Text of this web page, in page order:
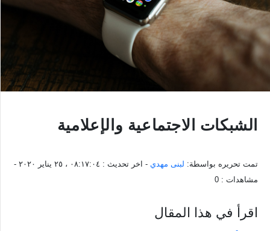
الشبكات الاجتماعية والإعلامية
تمت تحريره بواسطة: لبنى مهدي - اخر تحديث : ٠٨:١٧:٠٤ ، ٢٥ يناير ٢٠٢٠
-
مشاهدات : 0
اقرأ في هذا المقال